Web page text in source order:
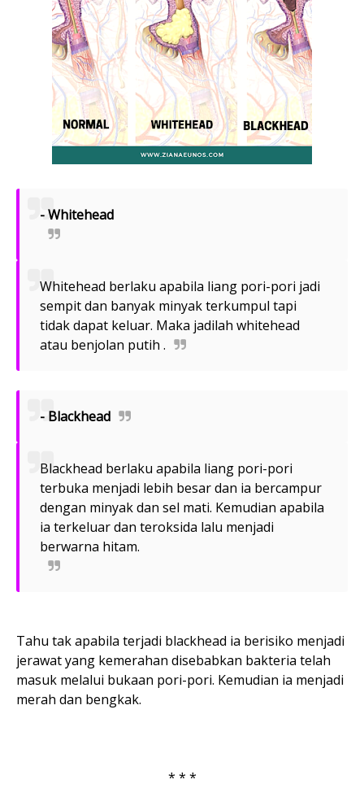
- Whitehead
Whitehead berlaku apabila liang pori-pori jadi
sempit dan banyak minyak terkumpul tapi
tidak dapat keluar. Maka jadilah whitehead
atau benjolan putih .
- Blackhead
Blackhead berlaku apabila liang pori-pori
terbuka menjadi lebih besar dan ia bercampur
dengan minyak dan sel mati. Kemudian apabila
ia terkeluar dan teroksida lalu menjadi
berwarna hitam.
Tahu tak apabila terjadi blackhead ia berisiko menjadi
jerawat yang kemerahan disebabkan bakteria telah
masuk melalui bukaan pori-pori. Kemudian ia menjadi
merah dan bengkak.
* * *